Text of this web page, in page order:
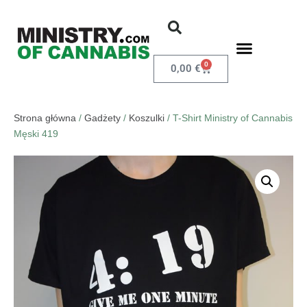
0,00 € 0
Strona główna / Gadżety / Koszulki / T-Shirt Ministry of Cannabis
Męski 419